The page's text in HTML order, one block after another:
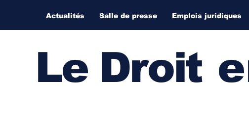
Actualités Salle de presse Emplois juridiques
Le Droit